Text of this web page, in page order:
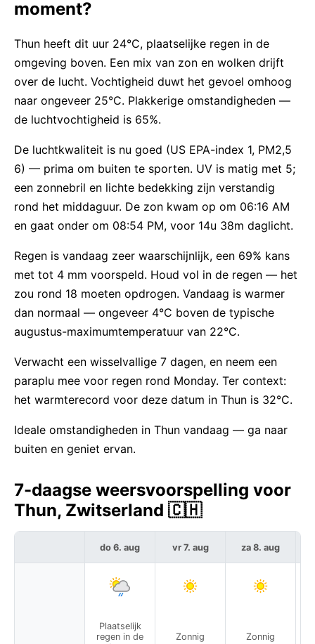
moment?
Thun heeft dit uur 24°C, plaatselijke regen in de
omgeving boven. Een mix van zon en wolken drijft
over de lucht. Vochtigheid duwt het gevoel omhoog
naar ongeveer 25°C. Plakkerige omstandigheden —
de luchtvochtigheid is 65%.
De luchtkwaliteit is nu goed (US EPA-index 1, PM2,5
6) — prima om buiten te sporten. UV is matig met 5;
een zonnebril en lichte bedekking zijn verstandig
rond het middaguur. De zon kwam op om 06:16 AM
en gaat onder om 08:54 PM, voor 14u 38m daglicht.
Regen is vandaag zeer waarschijnlijk, een 69% kans
met tot 4 mm voorspeld. Houd vol in de regen — het
zou rond 18 moeten opdrogen. Vandaag is warmer
dan normaal — ongeveer 4°C boven de typische
augustus-maximumtemperatuur van 22°C.
Verwacht een wisselvallige 7 dagen, en neem een
paraplu mee voor regen rond Monday. Ter context:
het warmterecord voor deze datum in Thun is 32°C.
Ideale omstandigheden in Thun vandaag — ga naar
buiten en geniet ervan.
7-daagse weersvoorspelling voor
Thun, Zwitserland 🇨🇭
do 6. aug
Plaatselijk
regen in de
vr 7. aug
Zonnig
za 8. aug
Zonnig